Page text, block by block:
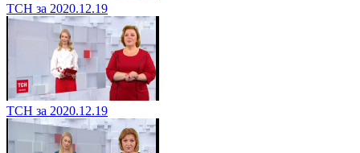
ТСН за 2020.12.19
ТСН за 2020.12.19